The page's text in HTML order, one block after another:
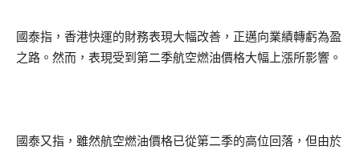
國泰指，香港快運的財務表現大幅改善，正邁向業績轉虧為盈
之路。然而，表現受到第二季航空燃油價格大幅上漲所影響。
國泰又指，雖然航空燃油價格已從第二季的高位回落，但由於